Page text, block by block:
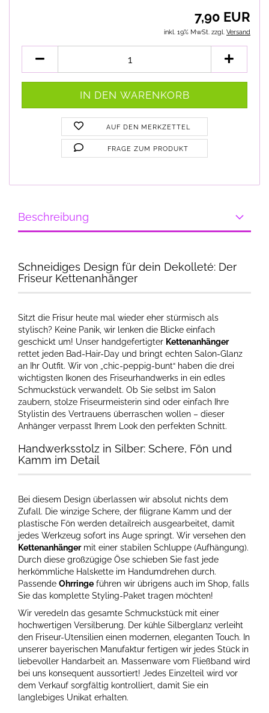
7,90 EUR
inkl. 19% MwSt. zzgl. Versand
AUF DEN MERKZETTEL
FRAGE ZUM PRODUKT
Beschreibung
Schneidiges Design für dein Dekolleté: Der
Friseur Kettenanhänger
Sitzt die Frisur heute mal wieder eher stürmisch als
stylisch? Keine Panik, wir lenken die Blicke einfach
geschickt um! Unser handgefertigter Kettenanhänger
rettet jeden Bad-Hair-Day und bringt echten Salon-Glanz
an Ihr Outfit. Wir von „chic-peppig-bunt“ haben die drei
wichtigsten Ikonen des Friseurhandwerks in ein edles
Schmuckstück verwandelt. Ob Sie selbst im Salon
zaubern, stolze Friseurmeisterin sind oder einfach Ihre
Stylistin des Vertrauens überraschen wollen – dieser
Anhänger verpasst Ihrem Look den perfekten Schnitt.
Handwerksstolz in Silber: Schere, Fön und
Kamm im Detail
Bei diesem Design überlassen wir absolut nichts dem
Zufall. Die winzige Schere, der filigrane Kamm und der
plastische Fön werden detailreich ausgearbeitet, damit
jedes Werkzeug sofort ins Auge springt. Wir versehen den
Kettenanhängermit einer stabilen Schluppe (Aufhängung).
Durch diese großzügige Öse schieben Sie fast jede
herkömmliche Halskette im Handumdrehen durch.
Passende Ohrringe führen wir übrigens auch im Shop, falls
Sie das komplette Styling-Paket tragen möchten!
Wir veredeln das gesamte Schmuckstück mit einer
hochwertigen Versilberung. Der kühle Silberglanz verleiht
den Friseur-Utensilien einen modernen, eleganten Touch. In
unserer bayerischen Manufaktur fertigen wir jedes Stück in
liebevoller Handarbeit an. Massenware vom Fließband wird
bei uns konsequent aussortiert! Jedes Einzelteil wird vor
dem Verkauf sorgfältig kontrolliert, damit Sie ein
langlebiges Unikat erhalten.